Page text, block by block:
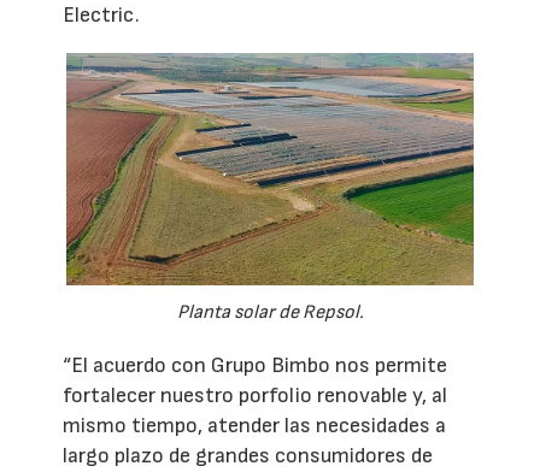
Electric.
Planta solar de Repsol.
“El acuerdo con Grupo Bimbo nos permite
fortalecer nuestro porfolio renovable y, al
mismo tiempo, atender las necesidades a
largo plazo de grandes consumidores de